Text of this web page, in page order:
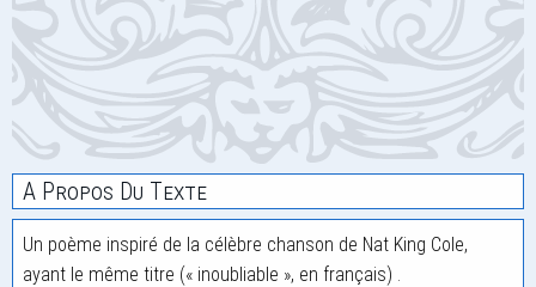
A Propos Du Texte
Un poème inspiré de la célèbre chanson de Nat King Cole,
ayant le même titre (« inoubliable », en français) .